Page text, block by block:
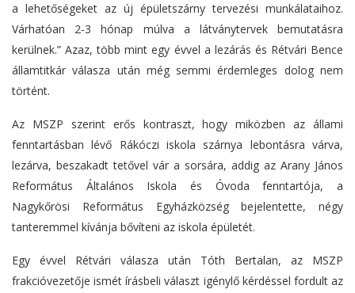
a lehetőségeket az új épületszárny tervezési munkálataihoz.
Várhatóan 2-3 hónap múlva a látványtervek bemutatásra
kerülnek.” Azaz, több mint egy évvel a lezárás és Rétvári Bence
államtitkár válasza után még semmi érdemleges dolog nem
történt.
Az MSZP szerint erős kontraszt, hogy miközben az állami
fenntartásban lévő Rákóczi iskola szárnya lebontásra várva,
lezárva, beszakadt tetővel vár a sorsára, addig az Arany János
Református Általános Iskola és Óvoda fenntartója, a
Nagykőrösi Református Egyházközség bejelentette, négy
tanteremmel kívánja bővíteni az iskola épületét.
Egy évvel Rétvári válasza után Tóth Bertalan, az MSZP
frakcióvezetője ismét írásbeli választ igénylő kérdéssel fordult az